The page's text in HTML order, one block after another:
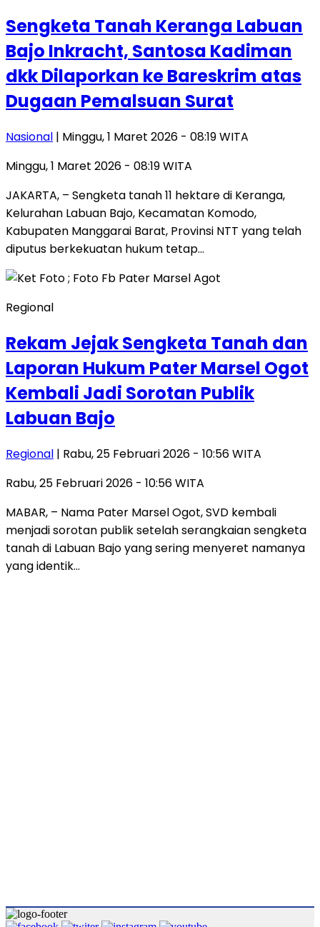
Sengketa Tanah Keranga Labuan
Bajo Inkracht, Santosa Kadiman
dkk Dilaporkan ke Bareskrim atas
Dugaan Pemalsuan Surat
Nasional | Minggu, 1 Maret 2026 - 08:19 WITA
Minggu, 1 Maret 2026 - 08:19 WITA
JAKARTA, – Sengketa tanah 11 hektare di Keranga,
Kelurahan Labuan Bajo, Kecamatan Komodo,
Kabupaten Manggarai Barat, Provinsi NTT yang telah
diputus berkekuatan hukum tetap…
Regional
Rekam Jejak Sengketa Tanah dan
Laporan Hukum Pater Marsel Ogot
Kembali Jadi Sorotan Publik
Labuan Bajo
Regional | Rabu, 25 Februari 2026 - 10:56 WITA
Rabu, 25 Februari 2026 - 10:56 WITA
MABAR, – Nama Pater Marsel Ogot, SVD kembali
menjadi sorotan publik setelah serangkaian sengketa
tanah di Labuan Bajo yang sering menyeret namanya
yang identik…